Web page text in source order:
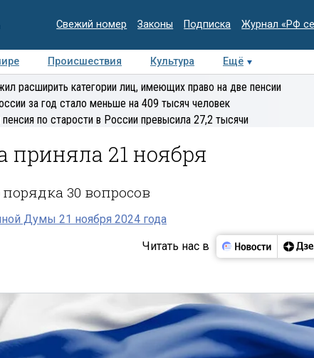
Свежий номер Законы Подписка Журнал «РФ
Происшествия Культура
Ещё
Медиацентр Интервью Колумнисты
расширить категории лиц, имеющих право на две пенсии
за год стало меньше на 409 тысяч человек
по старости в России превысила 27,2 тысячи
приняла 21 ноября
30 вопросов
Думы 21 ноября 2024 года
Читать нас в